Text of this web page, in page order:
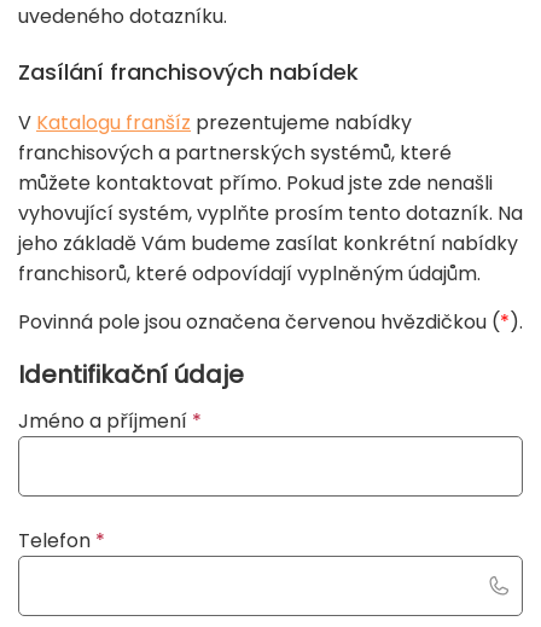
uvedeného dotazníku.
Zasílání franchisových nabídek
V Katalogu franšíz prezentujeme nabídky
franchisových a partnerských systémů, které
můžete kontaktovat přímo. Pokud jste zde nenašli
vyhovující systém, vyplňte prosím tento dotazník. Na
jeho základě Vám budeme zasílat konkrétní nabídky
franchisorů, které odpovídají vyplněným údajům.
Povinná pole jsou označena červenou hvězdičkou (*).
Identifikační údaje
Jméno a příjmení *
Telefon *
If
see
leave
form
blank